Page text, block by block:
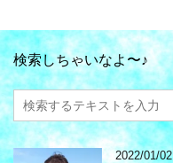
検索しちゃいなよ〜♪
2022/01/02